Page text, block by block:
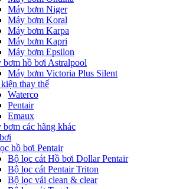
Máy bơm Niger
Máy bơm Koral
Máy bơm Karpa
Máy bơm Kapri
Máy bơm Epsilon
bơm hồ bơi Astralpool
Máy bơm Victoria Plus Silent
thay thế
Waterco
Pentair
Emaux
bơm các hãng khác
hồ bơi Pentair
Bộ lọc cát Hồ bơi Dollar Pentair
Bộ lọc cát Pentair Triton
Bộ lọc vải clean & clear